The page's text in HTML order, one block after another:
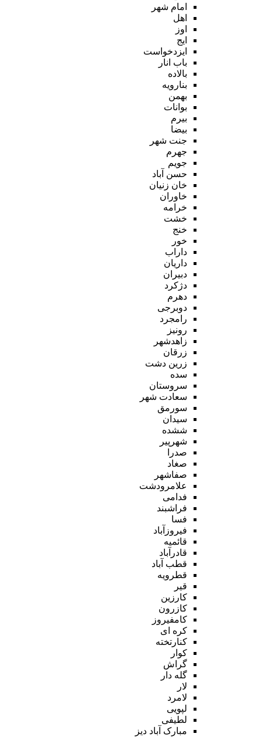
امام شهر
اهل
اوز
ایج
ایزدخواست
باب انار
بالاده
بنارویه
بهمن
بوانات
بیرم
بیضا
جنت شهر
جهرم
جویم
حسن آباد
خان زنیان
خاوران
خرامه
خشت
خنج
خور
داراب
داریان
دبیران
دژکرد
دهرم
دوبرجی
رامجرد
رونیز
زاهدشهر
زرقان
زرین دشت
سده
سروستان
سعادت شهر
سورمق
سیدان
ششده
شهرپیر
صدرا
صغاد
صفاشهر
علامرودشت
فدامی
فراشبند
فسا
فیروزآباد
قائمیه
قادرآباد
قطب آباد
قطرویه
قیر
کارزین
کازرون
کامفیروز
کره ای
کنارتخته
کوار
گراش
گله دار
لار
لامرد
لپویی
لطیفی
مبارک آباد دیز